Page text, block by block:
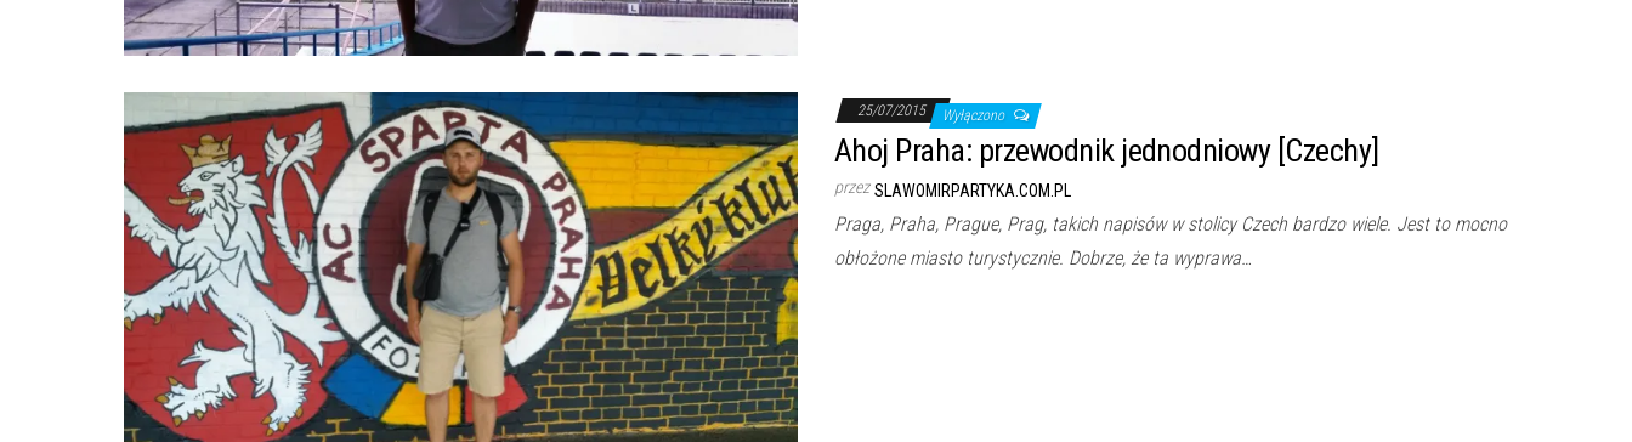
25/07/2015 Wyłączono
Ahoj Praha: przewodnik jednodniowy [Czechy]
przez SLAWOMIRPARTYKA.COM.PL
Praga, Praha, Prague, Prag, takich napisów w stolicy Czech bardzo wiele. Jest to mocno
obłożone miasto turystycznie. Dobrze, że ta wyprawa…